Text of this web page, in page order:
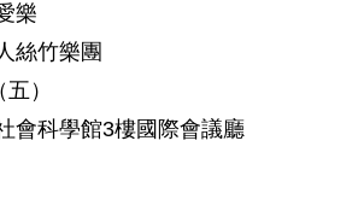
樂
絲竹樂團
）
會科學館3樓國際會議廳